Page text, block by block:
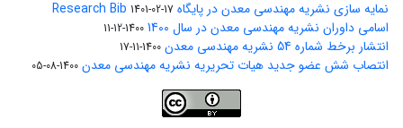
نمایه سازی نشریه مهندسی معدن در پایگاه Research Bib 1401-02-17
اسامی داوران نشریه مهندسی معدن در سال 1400 1400-12-11
انتشار برخط شماره 54 نشریه مهندسی معدن 1400-11-17
انتصاب شش عضو جدید هیات تحریریه نشریه مهندسی معدن 1400-08-05